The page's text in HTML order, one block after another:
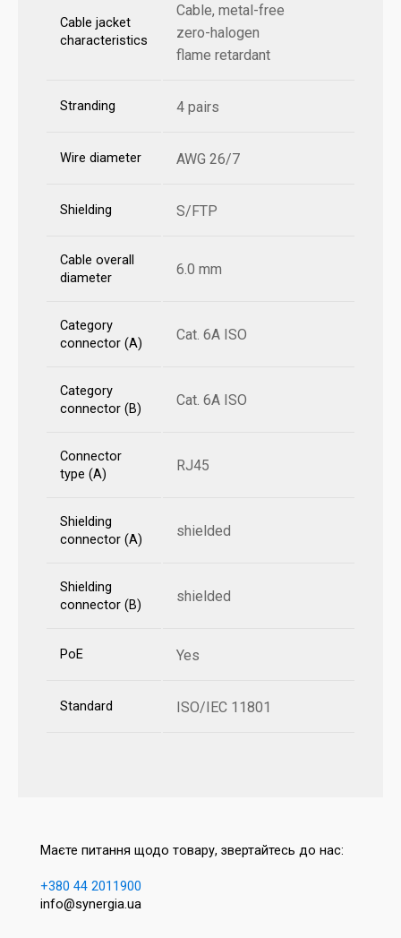
Cable jacket
characteristics
Cable, metal-free
zero-halogen
flame retardant
Stranding 4 pairs
Wire diameter AWG 26/7
Shielding S/FTP
Cable overall
diameter
6.0 mm
Category
connector (A)
Cat. 6A ISO
Category
connector (B)
Cat. 6A ISO
Connector
type (A)
RJ45
Shielding
connector (A)
shielded
Shielding
connector (B)
shielded
PoE Yes
Standard ISO/IEC 11801
Маєте питання щодо товару, звертайтесь до нас:
+380 44 2011900
info@synergia.ua